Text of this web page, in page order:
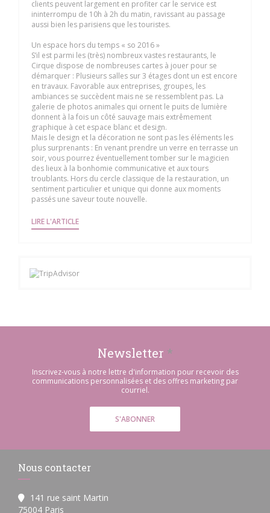
clients peuvent largement en profiter car le service est
ininterrompu de 10h à 2h du matin, ravissant au passage
aussi bien les parisiens que les touristes.
Un espace hors du temps « so 2016 »
S’il est parmi les (très) nombreux vastes restaurants, le
Cirque dispose de nombreuses cartes à jouer pour se
démarquer : Plusieurs salles sur 3 étages dont un est encore
en travaux. Favorable aux entreprises, groupes, les
ambiances se succèdent mais ne se ressemblent pas. La
galerie de photos animales qui ornent le puits de lumière
donnent à la fois un côté sauvage mais extrêmement
graphique à cet espace blanc et design.
Mais le design et la décoration ne sont pas les éléments les
plus surprenants : En venant prendre un verre en terrasse un
soir, vous pourrez éventuellement tomber sur le magicien
des lieux à la bonhomie communicative et aux tours
troublants. Hors du cercle classique de la restauration, un
sentiment particulier et unique qui donne aux moments
passés une saveur toute nouvelle.
LIRE L'ARTICLE((OUVRE UNE NOUVELLE FENÊTRE))
Newsletter *
Inscrivez-vous à notre lettre d'information pour recevoir des
communications personnalisées et des offres marketing par
courriel.
S'ABONNER
Nous contacter
141 rue saint Martin
75004 Paris